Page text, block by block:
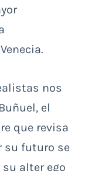
nos
el
que revisa
su futuro se
alter ego